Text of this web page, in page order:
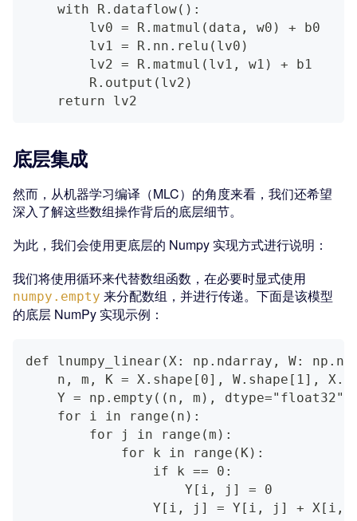
    with R.dataflow():
        lv0 = R.matmul(data, w0) + b0
        lv1 = R.nn.relu(lv0)
        lv2 = R.matmul(lv1, w1) + b1
        R.output(lv2)
    return lv2
底层集成
然而，从机器学习编译（MLC）的角度来看，我们还希望
深入了解这些数组操作背后的底层细节。
为此，我们会使用更底层的 Numpy 实现方式进行说明：
我们将使用循环来代替数组函数，在必要时显式使用
numpy.empty 来分配数组，并进行传递。下面是该模型
的底层 NumPy 实现示例：
def lnumpy_linear(X: np.ndarray, W:
n, m, K = X.shape[0], W.shape[1],
    Y = np.empty((n, m), dtype="float32")
    for i in range(n):
        for j in range(m):
            for k in range(K):
                if k == 0:
                    Y[i, j] = 0
Y[i, j] = Y[i, j] + X[i,